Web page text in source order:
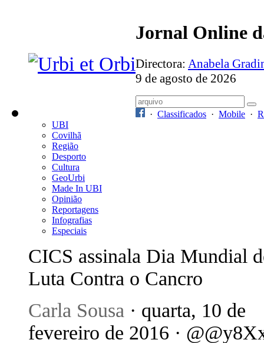
Jornal Online
Directora: Anabela
9 de agosto de 2026
· Classificados · Mobile ·
UBI
Covilhã
Região
Desporto
Cultura
GeoUrbi
Made In UBI
Opinião
Reportagens
Infografias
Especiais
CICS assinala Dia Mundial
Luta Contra o Cancro
Carla Sousa · quarta, 10 de
fevereiro de 2016 ·